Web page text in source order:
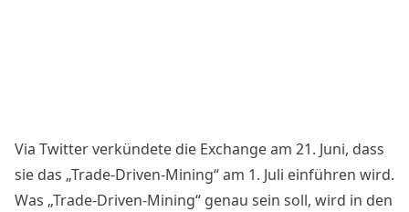
Via Twitter verkündete die Exchange am 21. Juni, dass
sie das „Trade-Driven-Mining“ am 1. Juli einführen wird.
Was „Trade-Driven-Mining“ genau sein soll, wird in den